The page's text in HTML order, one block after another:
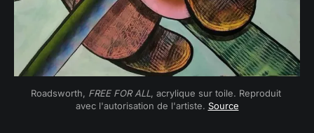
Roadsworth, FREE FOR ALL, acrylique sur toile. Reproduit
avec l'autorisation de l'artiste. Source